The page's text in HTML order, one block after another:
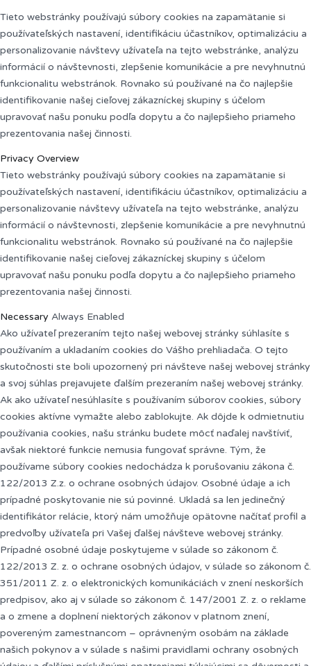
Tieto webstránky používajú súbory cookies na zapamätanie si
používateľských nastavení, identifikáciu účastníkov, optimalizáciu a
personalizovanie návštevy užívateľa na tejto webstránke, analýzu
informácií o návštevnosti, zlepšenie komunikácie a pre nevyhnutnú
funkcionalitu webstránok. Rovnako sú používané na čo najlepšie
identifikovanie našej cieľovej zákazníckej skupiny s účelom
upravovať našu ponuku podľa dopytu a čo najlepšieho priameho
prezentovania našej činnosti.
Privacy Overview
Tieto webstránky používajú súbory cookies na zapamätanie si
používateľských nastavení, identifikáciu účastníkov, optimalizáciu a
personalizovanie návštevy užívateľa na tejto webstránke, analýzu
informácií o návštevnosti, zlepšenie komunikácie a pre nevyhnutnú
funkcionalitu webstránok. Rovnako sú používané na čo najlepšie
identifikovanie našej cieľovej zákazníckej skupiny s účelom
upravovať našu ponuku podľa dopytu a čo najlepšieho priameho
prezentovania našej činnosti.
Necessary Always Enabled
Ako užívateľ prezeraním tejto našej webovej stránky súhlasíte s
používaním a ukladaním cookies do Vášho prehliadača. O tejto
skutočnosti ste boli upozornený pri návšteve našej webovej stránky
a svoj súhlas prejavujete ďalším prezeraním našej webovej stránky.
Ak ako užívateľ nesúhlasíte s používaním súborov cookies, súbory
cookies aktívne vymažte alebo zablokujte. Ak dôjde k odmietnutiu
používania cookies, našu stránku budete môcť naďalej navštíviť,
avšak niektoré funkcie nemusia fungovať správne. Tým, že
používame súbory cookies nedochádza k porušovaniu zákona č.
122/2013 Z.z. o ochrane osobných údajov. Osobné údaje a ich
prípadné poskytovanie nie sú povinné. Ukladá sa len jedinečný
identifikátor relácie, ktorý nám umožňuje opätovne načítať profil a
predvoľby užívateľa pri Vašej ďalšej návšteve webovej stránky.
Prípadné osobné údaje poskytujeme v súlade so zákonom č.
122/2013 Z. z. o ochrane osobných údajov, v súlade so zákonom č.
351/2011 Z. z. o elektronických komunikáciách v znení neskorších
predpisov, ako aj v súlade so zákonom č. 147/2001 Z. z. o reklame
a o zmene a doplnení niektorých zákonov v platnom znení,
povereným zamestnancom – oprávneným osobám na základe
našich pokynov a v súlade s našimi pravidlami ochrany osobných